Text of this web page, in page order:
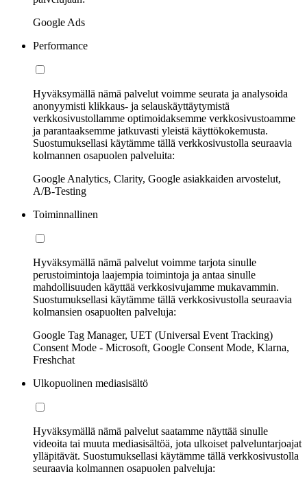
Google Ads
Performance
Hyväksymällä nämä palvelut voimme seurata ja analysoida
anonyymisti klikkaus- ja selauskäyttäytymistä
verkkosivustollamme optimoidaksemme verkkosivustoamme
ja parantaaksemme jatkuvasti yleistä käyttökokemusta.
Suostumuksellasi käytämme tällä verkkosivustolla seuraavia
kolmannen osapuolen palveluita:
Google Analytics, Clarity, Google asiakkaiden arvostelut,
A/B-Testing
Toiminnallinen
Hyväksymällä nämä palvelut voimme tarjota sinulle
perustoimintoja laajempia toimintoja ja antaa sinulle
mahdollisuuden käyttää verkkosivujamme mukavammin.
Suostumuksellasi käytämme tällä verkkosivustolla seuraavia
kolmansien osapuolten palveluja:
Google Tag Manager, UET (Universal Event Tracking)
Consent Mode - Microsoft, Google Consent Mode, Klarna,
Freshchat
Ulkopuolinen mediasisältö
Hyväksymällä nämä palvelut saatamme näyttää sinulle
videoita tai muuta mediasisältöä, jota ulkoiset palveluntarjoajat
ylläpitävät. Suostumuksellasi käytämme tällä verkkosivustolla
seuraavia kolmannen osapuolen palveluja: